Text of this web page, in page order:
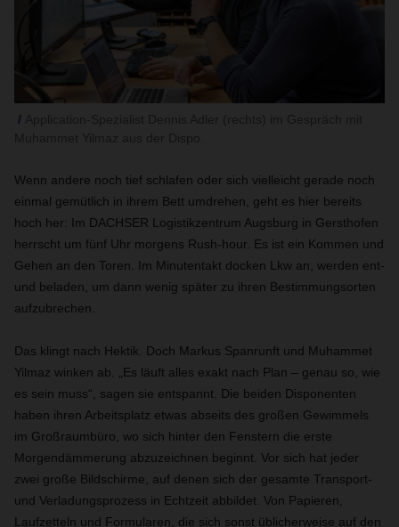
Wenn andere noch tief schlafen oder sich vielleicht gerade noch
einmal gemütlich in ihrem Bett umdrehen, geht es hier bereits
hoch her: Im DACHSER Logistikzentrum Augsburg in Gersthofen
herrscht um fünf Uhr morgens Rush-hour. Es ist ein Kommen und
Gehen an den Toren. Im Minutentakt docken Lkw an, werden ent-
und beladen, um dann wenig später zu ihren Bestimmungsorten
aufzubrechen.
Das klingt nach Hektik. Doch Markus Spanrunft und Muhammet
Yilmaz winken ab. „Es läuft alles exakt nach Plan – genau so, wie
es sein muss“, sagen sie entspannt. Die beiden Disponenten
haben ihren Arbeitsplatz etwas abseits des großen Gewimmels
im Großraumbüro, wo sich hinter den Fenstern die erste
Morgendämmerung abzuzeichnen beginnt. Vor sich hat jeder
zwei große Bildschirme, auf denen sich der gesamte Transport-
und Verladungsprozess in Echtzeit abbildet. Von Papieren,
Laufzetteln und Formularen, die sich sonst üblicherweise auf den